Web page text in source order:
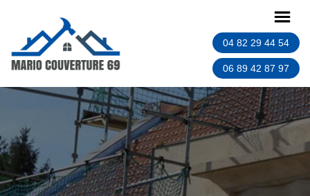
04 82 29 44 54
06 89 42 87 97